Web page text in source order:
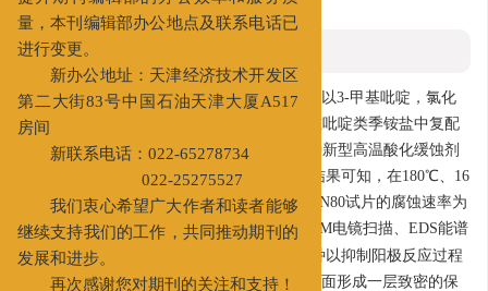
摘要
摘要:为了满足高温高压井酸化施工的需求，以3-甲基吡啶，氯化
苄为主要原料，合成了一种吡啶类季铵盐。在吡啶类季铵盐中复配
一定比例的增效剂和表面活性剂，制备出一种新型高温酸化缓蚀剂
HTCI-2，并对其基本性能进行评价。由评价结果可知，在180℃、16
MPa，20% HCl或者土酸，4.5%加量条件下，N80试片的腐蚀速率为
38.1 g/（m2wh）和39.6 g/（m 2wh）。通过SEM电镜扫描、EDS能谱
测试和极化曲线测试可以看出，HTCI-2为一种以抑制阳极反应过程
为主的混合型缓蚀剂。HTCI-2能在N80钢片表面形成一层致密的保
提升期刊编辑部的办公效率和服务质
量，本刊编辑部办公地点及联系电话已
进行变更。
新办公地址：天津经济技术开发区
第二大街83号中国石油天津大厦A517
房间
022-25275527
我们衷心希望广大作者和读者能够
继续支持我们的工作，共同推动期刊的
发展和进步。